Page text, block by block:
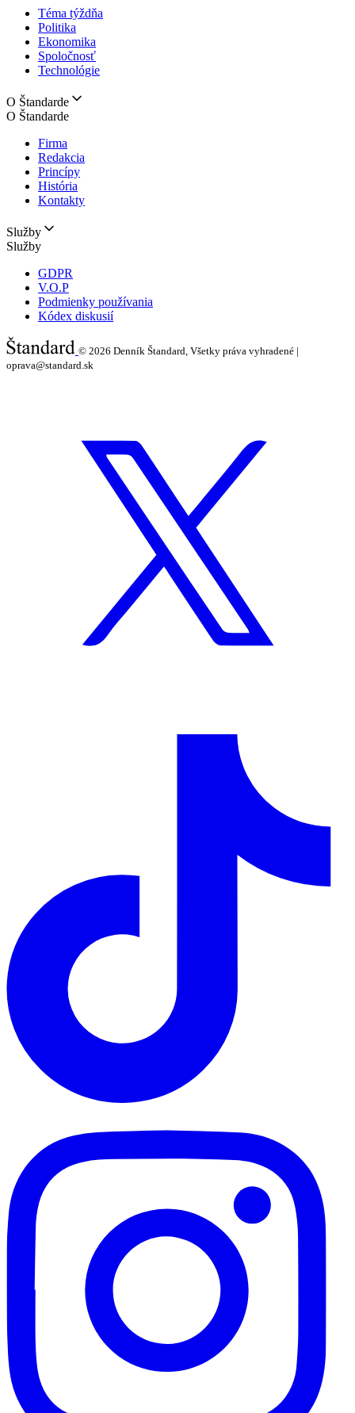
Téma týždňa
Politika
Ekonomika
Spoločnosť
Technológie
O Štandarde
O Štandarde
Firma
Redakcia
Princípy
História
Kontakty
Služby
Služby
GDPR
V.O.P
Podmienky používania
Kódex diskusií
© 2026 Denník Štandard, Všetky práva vyhradené |
oprava@standard.sk